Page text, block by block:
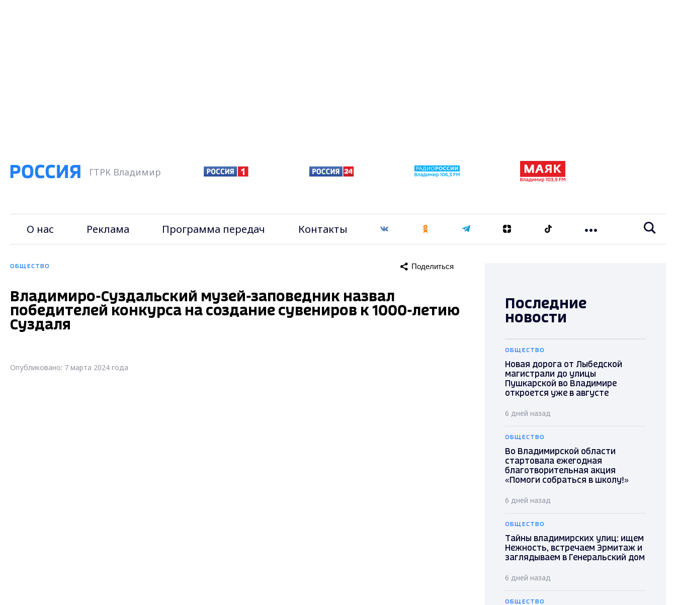
ГТРК Владимир
О нас Реклама Программа передач Контакты
ОБЩЕСТВО Поделиться
Владимиро-Суздальский музей-заповедник назвал
победителей конкурса на создание сувениров к 1000-летию
Суздаля
Опубликовано: 7 марта 2024 года
Последние
новости
ОБЩЕСТВО
Новая дорога от Лыбедской
магистрали до улицы
Пушкарской во Владимире
откроется уже в августе
6 дней назад
ОБЩЕСТВО
Во Владимирской области
стартовала ежегодная
благотворительная акция
«Помоги собраться в школу!»
6 дней назад
ОБЩЕСТВО
Тайны владимирских улиц: ищем
Нежность, встречаем Эрмитаж и
заглядываем в Генеральский дом
6 дней назад
ОБЩЕСТВО